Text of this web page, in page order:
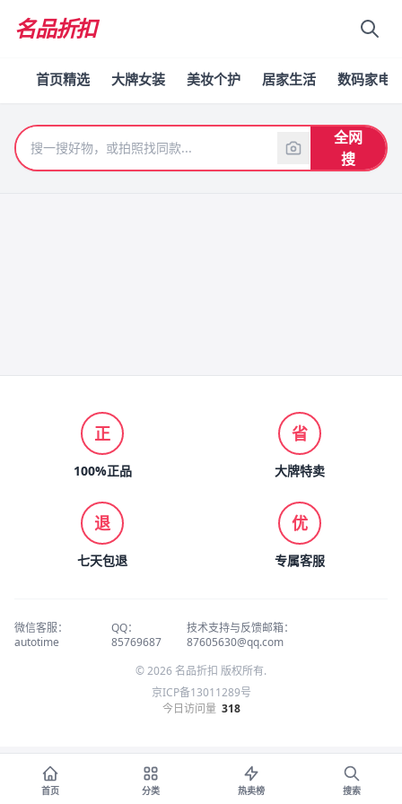
名品折扣
首页精选 大牌女装 美妆个护 居家生活 数码家电
全网
搜
正
100%正品
省
大牌特卖
退
七天包退
优
专属客服
微信客服：
autotime
QQ：
85769687
技术支持与反馈邮箱：
87605630@qq.com
© 2026 名品折扣 版权所有.
京ICP备13011289号
今日访问量 318
首页 分类 热卖榜 搜索